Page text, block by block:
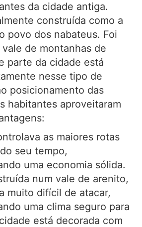
da cidade antiga.
construída como a
povo dos nabateus. Foi
de montanhas de
parte da cidade está
nesse tipo de
posicionamento das
habitantes aproveitaram
as maiores rotas
seu tempo,
uma economia sólida.
num vale de arenito,
muito difícil de atacar,
uma clima seguro para
está decorada com